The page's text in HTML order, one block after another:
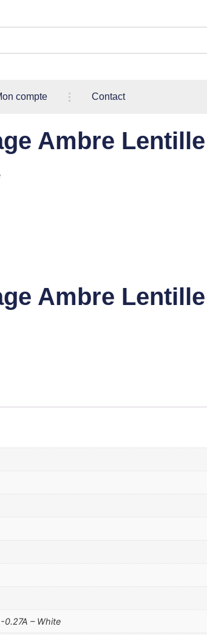
compte Contact
Ambre
Ambre
0.27A – White